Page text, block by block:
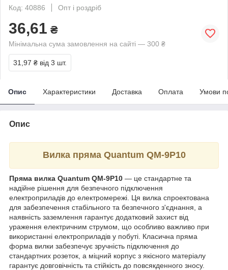
Код: 40886
Опт і роздріб
36,61 ₴
Мінімальна сума замовлення на сайті — 300 ₴
31,97 ₴ від 3 шт.
Опис Характеристики Доставка Оплата Умови
Опис
Вилка пряма Quantum QM-9P10
Пряма вилка Quantum QM-9P10 — це стандартне та
надійне рішення для безпечного підключення
електроприладів до електромережі. Ця вилка спроектована
для забезпечення стабільного та безпечного з'єднання, а
наявність заземлення гарантує додатковий захист від
ураження електричним струмом, що особливо важливо при
використанні електроприладів у побуті. Класична пряма
форма вилки забезпечує зручність підключення до
стандартних розеток, а міцний корпус з якісного матеріалу
гарантує довговічність та стійкість до повсякденного зносу.